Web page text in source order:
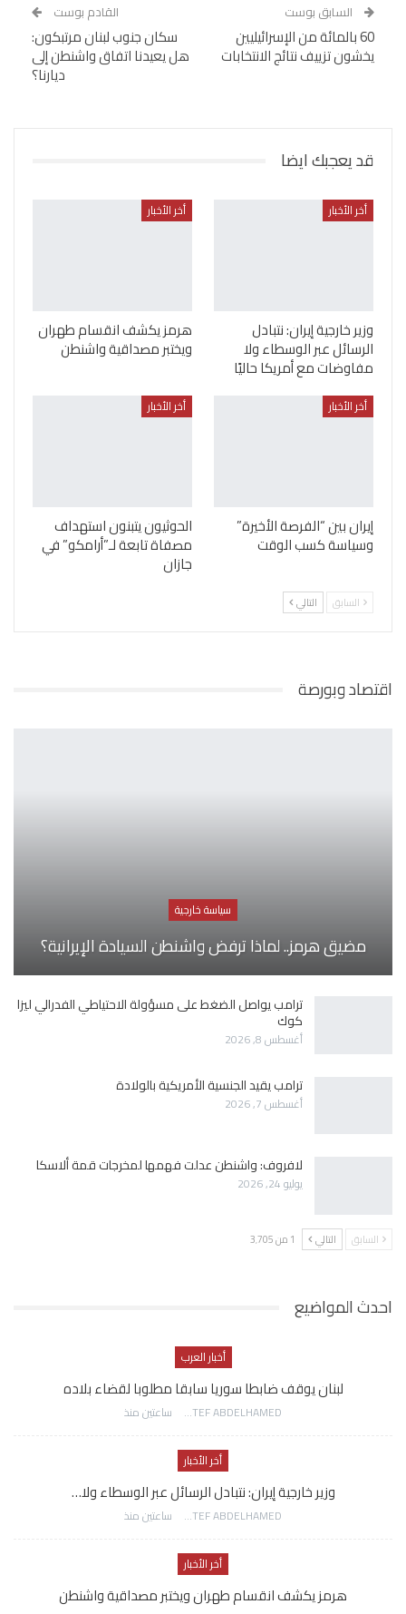
السابق بوست
60 بالمائة من الإسرائيليين
يخشون تزييف نتائج الانتخابات
القادم بوست
سكان جنوب لبنان مرتبكون:
هل يعيدنا اتفاق واشنطن إلى
ديارنا؟
قد يعجبك ايضا
أخر الأخبار
وزير خارجية إيران: نتبادل
الرسائل عبر الوسطاء ولا
مفاوضات مع أمريكا حاليًا
أخر الأخبار
هرمز يكشف انقسام طهران
ويختبر مصداقية واشنطن
أخر الأخبار
إيران بين “الفرصة الأخيرة”
وسياسة كسب الوقت
أخر الأخبار
الحوثيون يتبنون استهداف
مصفاة تابعة لـ”أرامكو” في
جازان
السابق التالي
اقتصاد وبورصة
سياسة خارجية
مضيق هرمز.. لماذا ترفض واشنطن السيادة الإيرانية؟
ترامب يواصل الضغط على مسؤولة الاحتياطي الفدرالي ليزا
كوك
أغسطس 8, 2026
ترامب يقيد الجنسية الأمريكية بالولادة
أغسطس 7, 2026
لافروف: واشنطن عدلت فهمها لمخرجات قمة ألاسكا
يوليو 24, 2026
السابق التالي 1 من 3٬705
احدث المواضيع
أخبار العرب
لبنان يوقف ضابطا سوريا سابقا مطلوبا لقضاء بلاده
AWATEF ABDELHAMED ساعتين منذ
أخر الأخبار
وزير خارجية إيران: نتبادل الرسائل عبر الوسطاء ولا…
AWATEF ABDELHAMED ساعتين منذ
أخر الأخبار
هرمز يكشف انقسام طهران ويختبر مصداقية واشنطن